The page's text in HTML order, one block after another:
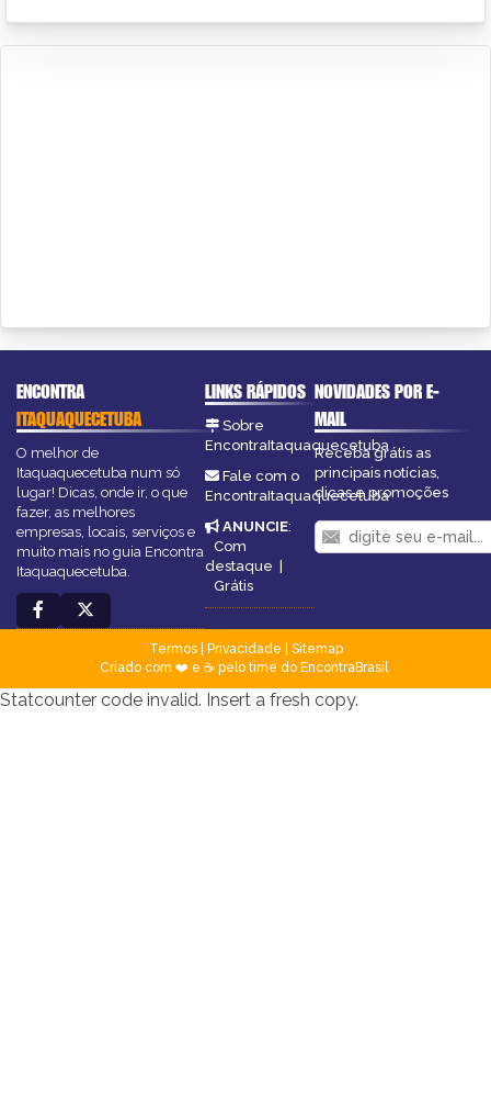
ENCONTRA
ITAQUAQUECETUBA
O melhor de
Itaquaquecetuba num só
lugar! Dicas, onde ir, o que
fazer, as melhores
empresas, locais, serviços e
muito mais no guia Encontra
Itaquaquecetuba.
LINKS RÁPIDOS
Sobre
EncontraItaquaquecetuba
Fale com o
EncontraItaquaquecetuba
ANUNCIE:
Com
destaque |
Grátis
NOVIDADES POR E-
MAIL
Receba grátis as
principais notícias,
dicas e promoções
Termos| Privacidade
Sitemap
Criado com ❤️ e ☕ pelo time do EncontraBrasil
Statcounter code invalid. Insert a fresh copy.